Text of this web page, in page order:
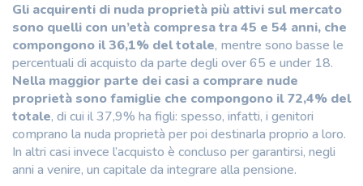
Gli acquirenti di nuda proprietà più attivi sul mercato
sono quelli con un’età compresa tra 45 e 54 anni, che
compongono il 36,1% del totale, mentre sono basse le
percentuali di acquisto da parte degli over 65 e under 18.
Nella maggior parte dei casi a comprare nude
proprietà sono famiglie che compongono il 72,4% del
totale, di cui il 37,9% ha figli: spesso, infatti, i genitori
comprano la nuda proprietà per poi destinarla proprio a loro.
In altri casi invece l’acquisto è concluso per garantirsi, negli
anni a venire, un capitale da integrare alla pensione.